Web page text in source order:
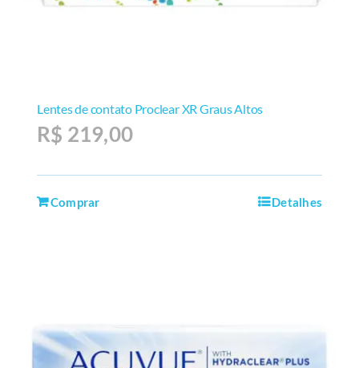
Lentes de contato Proclear XR Graus Altos
R$ 219,00
Comprar Detalhes